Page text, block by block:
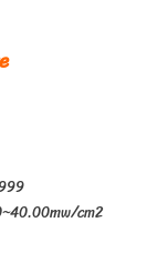
cm2